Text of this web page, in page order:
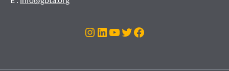
Instagram
LinkedIn
YouTube
Twitter
Facebook